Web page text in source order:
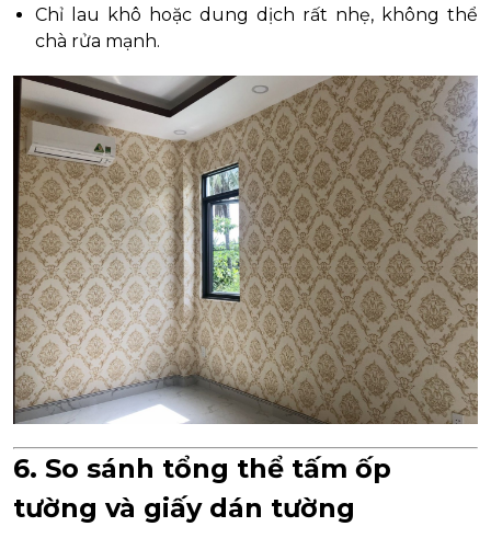
Chỉ lau khô hoặc dung dịch rất nhẹ, không thể
chà rửa mạnh.
6. So sánh tổng thể tấm ốp
tường và giấy dán tường